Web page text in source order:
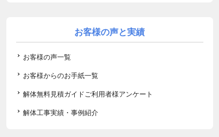
お客様の声と実績
お客様の声一覧
お客様からのお手紙一覧
解体無料見積ガイドご利用者様アンケート
解体工事実績・事例紹介